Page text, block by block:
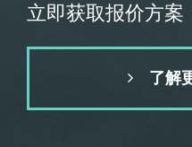
立即获取报价方案
了解